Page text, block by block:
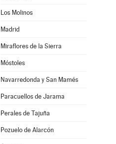
Los Molinos
Madrid
Miraflores de la Sierra
Móstoles
Navarredonda y San Mamés
Paracuellos de Jarama
Perales de Tajuña
Pozuelo de Alarcón